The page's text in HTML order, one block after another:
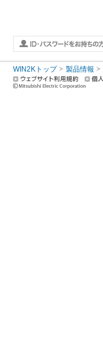
WIN2Kトップ 製品情報